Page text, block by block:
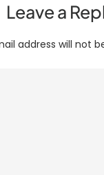
Leave a
address will not